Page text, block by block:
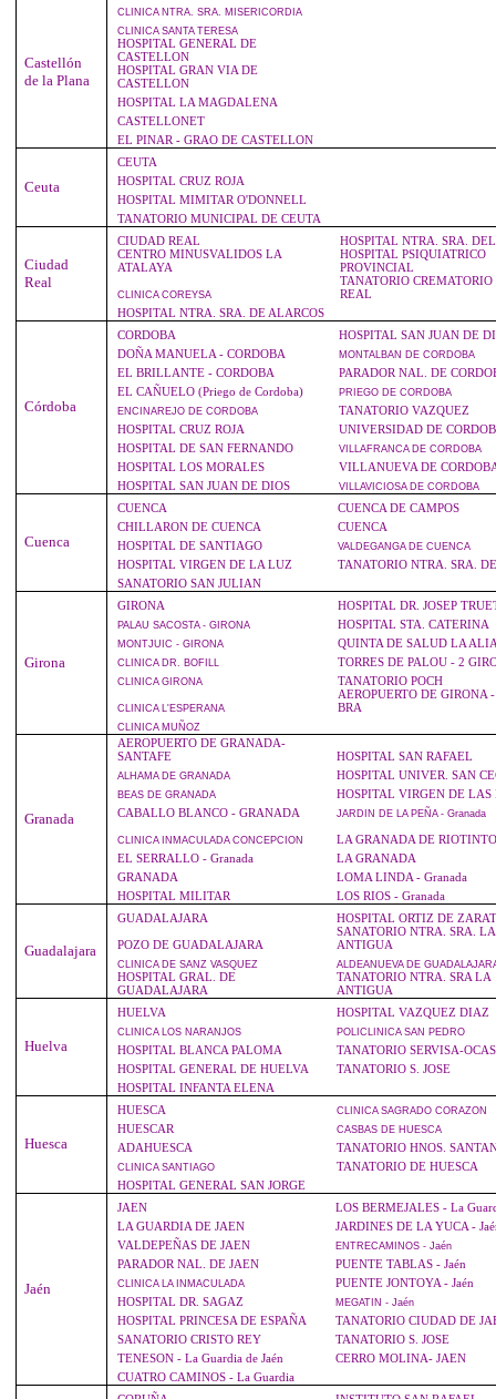
Castellón
de la Plana
CLINICANTRA. SRA. MISERICORDIA
CLINICASANTA TERESA
HOSPITAL GENERAL DE
CASTELLON
HOSPITAL GRAN VIA DE
CASTELLON
HOSPITAL LA MAGDALENA
CASTELLONET
EL PINAR - GRAO DE CASTELLON
Ceuta
CEUTA
HOSPITAL CRUZ ROJA
HOSPITAL MIMITAR O'DONNELL
TANATORIO MUNICIPAL DE CEUTA
Ciudad
Real
CIUDAD REAL
HOSPITAL NTRA. SRA.
CENTRO MINUSVALIDOS LA
ATALAYA
HOSPITAL PSIQUIATRICO
PROVINCIAL
CLINICACOREYSA
TANATORIO
REAL
HOSPITAL NTRA. SRA. DE ALARCOS
Córdoba
CORDOBA
HOSPITAL SAN JUAN DE
DOÑA MANUELA - CORDOBA
MONTALBAN DE CORDOBA
EL BRILLANTE - CORDOBA
PARADOR NAL. DE
EL CAÑUELO (Priego de Cordoba)
PRIEGODE CORDOBA
ENCINAREJODE CORDOBA
TANATORIO VAZQUEZ
HOSPITAL CRUZ ROJA
UNIVERSIDAD DE
HOSPITAL DE SAN FERNANDO
VILLAFRANCADE CORDOBA
HOSPITAL LOS MORALES
VILLANUEVA DE
HOSPITAL SAN JUAN DE DIOS
VILLAVICIOSADE CORDOBA
Cuenca
CUENCA
CUENCA DE CAMPOS
CHILLARON DE CUENCA
CUENCA
HOSPITAL DE SANTIAGO
VALDEGANGADE CUENCA
HOSPITAL VIRGEN DE LA LUZ
TANATORIO NTRA. SRA.
SANATORIO SAN JULIAN
Girona
GIRONA HOSPITAL DR. JOSEP
PALAU SACOSTA - GIRONA HOSPITAL STA. CATERINA
MONTJUIC - GIRONA QUINTA DE SALUD LA
CLINICADR. BOFILL TORRES DE PALOU - 2
CLINICAGIRONA TANATORIO POCH
CLINICAL'ESPERANA
AEROPUERTO DE GIRONA -
BRA
CLINICAMUÑOZ
Granada
AEROPUERTO DE GRANADA-
SANTAFE
HOSPITAL SAN RAFAEL
ALHAMADE GRANADA HOSPITAL UNIVER. SAN
BEASDE GRANADA
HOSPITAL VIRGEN DE LAS
CABALLO BLANCO - GRANADA
JARDIN DE LA PEÑA - Granada
CLINICAINMACULADA CONCEPCION
LA GRANADA DE RIOTINTO
EL SERRALLO - Granada
LA GRANADA
GRANADA
LOMA LINDA - Granada
HOSPITAL MILITAR
LOS RIOS - Granada
Guadalajara
GUADALAJARA
HOSPITAL ORTIZ DE
POZO DE GUADALAJARA
SANATORIO NTRA. SRA. LA
ANTIGUA
CLINICADE SANZ VASQUEZ ALDEANUEVADE
HOSPITAL GRAL. DE
GUADALAJARA
TANATORIO NTRA. SRA LA
ANTIGUA
Huelva
HUELVA HOSPITAL VAZQUEZ DIAZ
CLINICALOS NARANJOS POLICLINICASAN PEDRO
HOSPITAL BLANCA PALOMA
TANATORIO SERVISA-
HOSPITAL GENERAL DE HUELVA
TANATORIO S. JOSE
HOSPITAL INFANTA ELENA
Huesca
HUESCA CLINICASAGRADO CORAZON
HUESCAR CASBASDE HUESCA
ADAHUESCA TANATORIO HNOS.
CLINICASANTIAGO
TANATORIO DE HUESCA
HOSPITAL GENERAL SAN JORGE
Jaén
JAEN
LOS BERMEJALES - La
LA GUARDIA DE JAEN
JARDINES DE LA YUCA -
VALDEPEÑAS DE JAEN
ENTRECAMINOS- Jaén
PARADOR NAL. DE JAEN PUENTE TABLAS - Jaén
CLINICALA INMACULADA
PUENTE JONTOYA - Jaén
HOSPITAL DR. SAGAZ
MEGATIN - Jaén
HOSPITAL PRINCESA DE ESPAÑA
TANATORIO CIUDAD DE
SANATORIO CRISTO REY
TANATORIO S. JOSE
TENESON - La Guardia de Jaén
CERRO MOLINA- JAEN
CUATRO CAMINOS - La Guardia